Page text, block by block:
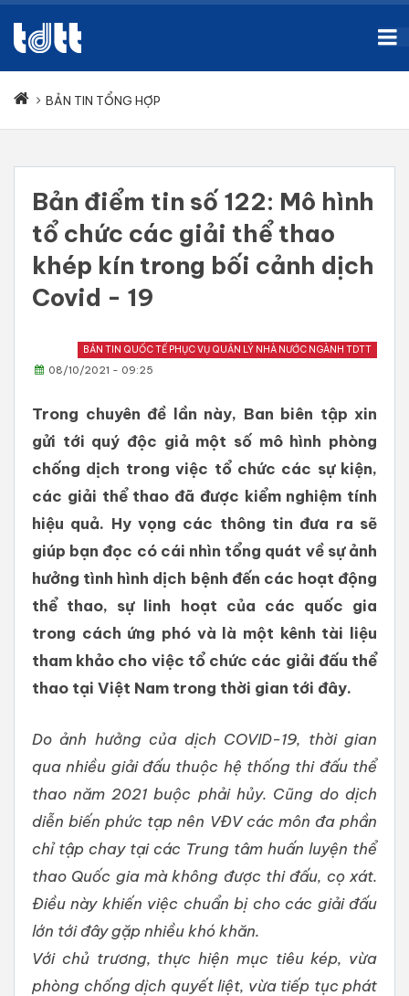
BẢN TIN TỔNG HỢP
Bản điểm tin số 122: Mô hình
tổ chức các giải thể thao
khép kín trong bối cảnh dịch
Covid - 19
BẢN TIN QUỐC TẾ PHỤC VỤ QUẢN LÝ NHÀ NƯỚC NGÀNH TDTT
08/10/2021 - 09:25
Trong chuyên đề lần này, Ban biên tập xin
gửi tới quý độc giả một số mô hình phòng
chống dịch trong việc tổ chức các sự kiện,
các giải thể thao đã được kiểm nghiệm tính
hiệu quả. Hy vọng các thông tin đưa ra sẽ
giúp bạn đọc có cái nhìn tổng quát về sự ảnh
hưởng tình hình dịch bệnh đến các hoạt động
thể thao, sự linh hoạt của các quốc gia
trong cách ứng phó và là một kênh tài liệu
tham khảo cho việc tổ chức các giải đấu thể
thao tại Việt Nam trong thời gian tới đây.
Do ảnh hưởng của dịch COVID-19, thời gian
qua nhiều giải đấu thuộc hệ thống thi đấu thể
thao năm 2021 buộc phải hủy. Cũng do dịch
diễn biến phức tạp nên VĐV các môn đa phần
chỉ tập chay tại các Trung tâm huấn luyện thể
thao Quốc gia mà không được thi đấu, cọ xát.
Điều này khiến việc chuẩn bị cho các giải đấu
lớn tới đây gặp nhiều khó khăn.
Với chủ trương, thực hiện mục tiêu kép, vừa
phòng chống dịch quyết liệt, vừa tiếp tục phát